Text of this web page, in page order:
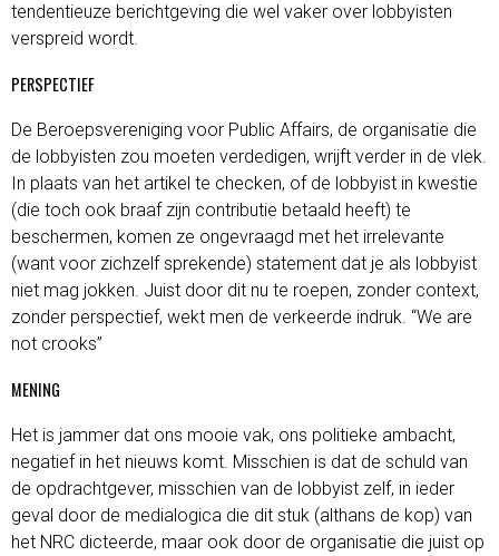
tendentieuze berichtgeving die wel vaker over lobbyisten
verspreid wordt.
PERSPECTIEF
De Beroepsvereniging voor Public Affairs, de organisatie die
de lobbyisten zou moeten verdedigen, wrijft verder in de vlek.
In plaats van het artikel te checken, of de lobbyist in kwestie
(die toch ook braaf zijn contributie betaald heeft) te
beschermen, komen ze ongevraagd met het irrelevante
(want voor zichzelf sprekende) statement dat je als lobbyist
niet mag jokken. Juist door dit nu te roepen, zonder context,
zonder perspectief, wekt men de verkeerde indruk. “We are
not crooks”
MENING
Het is jammer dat ons mooie vak, ons politieke ambacht,
negatief in het nieuws komt. Misschien is dat de schuld van
de opdrachtgever, misschien van de lobbyist zelf, in ieder
geval door de medialogica die dit stuk (althans de kop) van
het NRC dicteerde, maar ook door de organisatie die juist op